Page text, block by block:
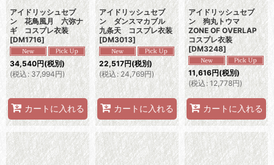
アイドリッシュセブ
ン 花鳥風月 六弥ナ
ギ コスプレ衣装
[DM1716]
34,540円(税別)
(税込: 37,994円)
カートに入れる
アイドリッシュセブ
ン ダンスマカブル
九条天 コスプレ衣装
[DM3013]
22,517円(税別)
(税込: 24,769円)
カートに入れる
アイドリッシュセブ
ン 狗丸トウマ
ZONE OF OVERLAP
コスプレ衣装
[DM3248]
11,616円(税別)
(税込: 12,778円)
カートに入れる